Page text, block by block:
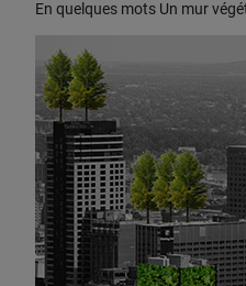
En quelques mots Un mur